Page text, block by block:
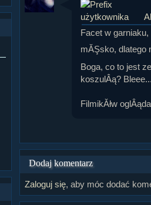
1,087
319,637
Facet w
mĂŞsko, dlatego
Boga, co to jest
koszulÂą?
FilmikĂłw
Dodaj komentarz
Zaloguj się, aby móc dodać